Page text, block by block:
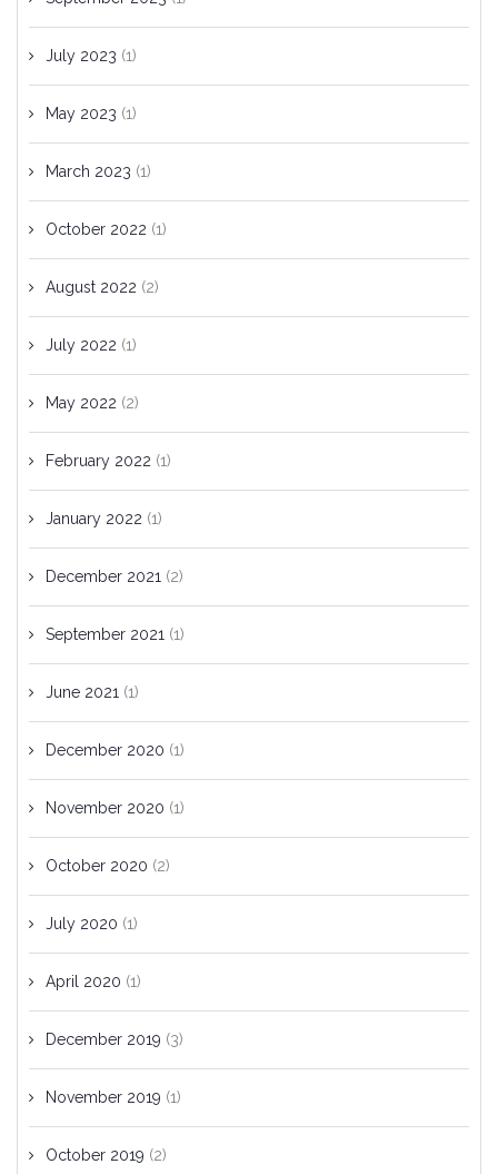
July 2023 (1)
May 2023 (1)
March 2023 (1)
October 2022 (1)
August 2022 (2)
July 2022 (1)
May 2022 (2)
February 2022 (1)
January 2022 (1)
December 2021 (2)
September 2021 (1)
June 2021 (1)
December 2020 (1)
November 2020 (1)
October 2020 (2)
July 2020 (1)
April 2020 (1)
December 2019 (3)
November 2019 (1)
October 2019 (2)